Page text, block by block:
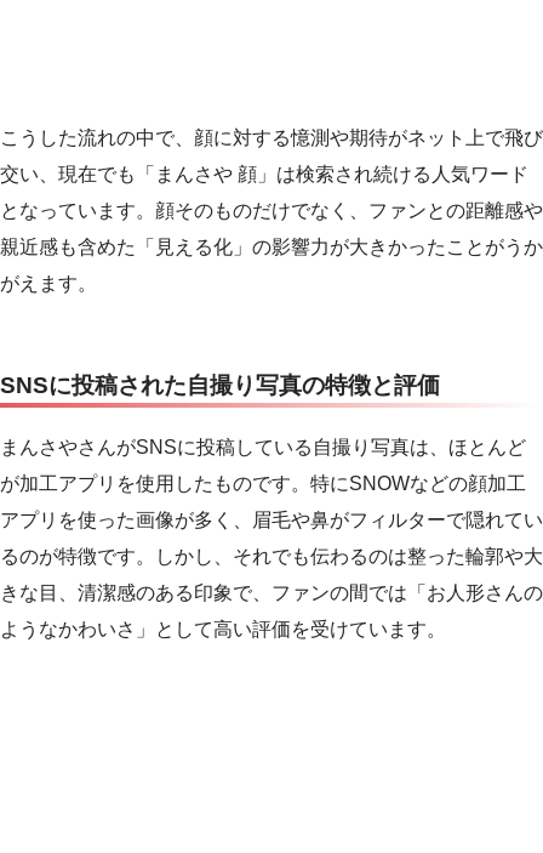
こうした流れの中で、顔に対する憶測や期待がネット上で飛び
交い、現在でも「まんさや 顔」は検索され続ける人気ワード
となっています。顔そのものだけでなく、ファンとの距離感や
親近感も含めた「見える化」の影響力が大きかったことがうか
がえます。
SNSに投稿された自撮り写真の特徴と評価
まんさやさんがSNSに投稿している自撮り写真は、ほとんど
が加工アプリを使用したものです。特にSNOWなどの顔加工
アプリを使った画像が多く、眉毛や鼻がフィルターで隠れてい
るのが特徴です。しかし、それでも伝わるのは整った輪郭や大
きな目、清潔感のある印象で、ファンの間では「お人形さんの
ようなかわいさ」として高い評価を受けています。